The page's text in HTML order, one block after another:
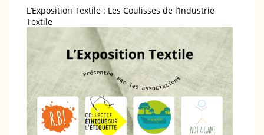
L’Exposition Textile : Les Coulisses de l’Industrie
Textile